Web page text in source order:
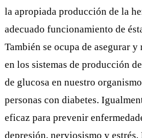
la apropiada producción de la
adecuado funcionamiento de
También se ocupa de asegurar
en los sistemas de producción
de glucosa en nuestro
personas con diabetes.
eficaz para prevenir
depresión, nerviosismo y